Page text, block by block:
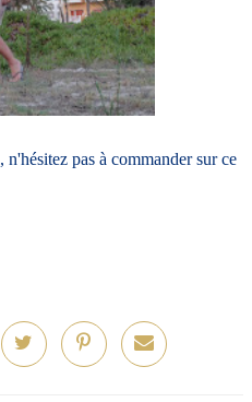
, n'hésitez pas à commander sur ce